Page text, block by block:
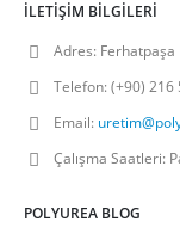
İLETIŞIM BILGILERI
Adres: Ferhatpaşa
Telefon:(+90) 216
Email:
Çalışma Saatleri:
POLYUREA BLOG